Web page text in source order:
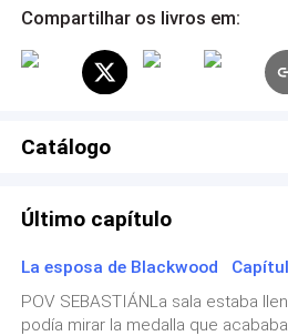
Compartilhar os livros em:
Catálogo
Último capítulo
La esposa de Blackwood
POV SEBASTIÁNLa sala estaba
podía mirar la medalla que